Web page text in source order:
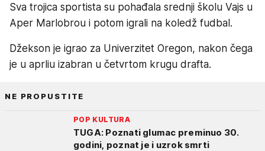
Sva trojica sportista su pohađala srednji školu Vajs u
Aper Marlobrou i potom igrali na koledž fudbal.
Džekson je igrao za Univerzitet Oregon, nakon čega
je u aprliu izabran u četvrtom krugu drafta.
NE PROPUSTITE
POP KULTURA
TUGA: Poznati glumac preminuo 30.
godini, poznat je i uzrok smrti